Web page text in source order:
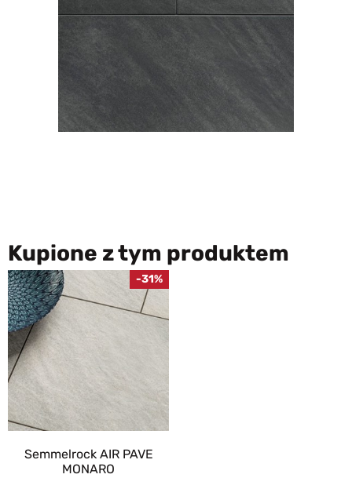
Kupione z tym produktem
Semmelrock AIR PAVE
MONARO
-31%